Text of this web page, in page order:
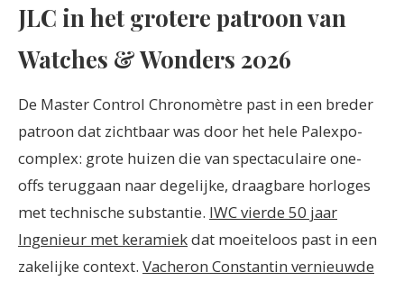
JLC in het grotere patroon van
Watches & Wonders 2026
De Master Control Chronomètre past in een breder
patroon dat zichtbaar was door het hele Palexpo-
complex: grote huizen die van spectaculaire one-
offs teruggaan naar degelijke, draagbare horloges
met technische substantie. IWC vierde 50 jaar
Ingenieur met keramiekdat moeiteloos past in een
zakelijke context. Vacheron Constantin vernieuwde